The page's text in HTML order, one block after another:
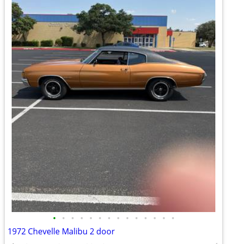
• • • • • • • • • • • • • •
1972 Chevelle Malibu 2 door